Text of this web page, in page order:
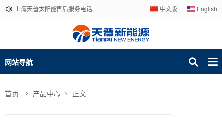
上海天普太阳能售后服务电话 中文版 English
网站导航
首页 产品中心 正文